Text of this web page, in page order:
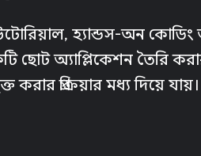
হ্যান্ডস-অন কোডিং
অ্যাপ্লিকেশন তৈরি
প্রক্রিয়ার মধ্য দিয়ে যায়।